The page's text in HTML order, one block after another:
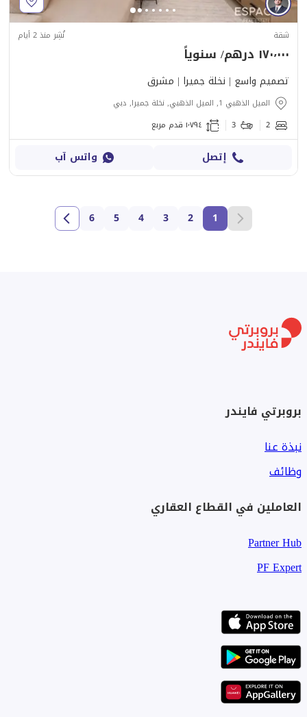
شقة نُشِر منذ 2 أيام
١٧٠٬٠٠٠ درهم/ سنوياً
تصميم واسع | نخلة جميرا | مشرق
الميل الذهبي 1, الميل الذهبي, نخلة جميرا, دبي
2
3 ١٬٧٩٤ قدم مربع
إتصل واتس آب
1
2
3
4
5
6
بروبرتي فايندر
نبذة عنا
وظائف
العاملين في القطاع العقاري
Partner Hub
PF Expert